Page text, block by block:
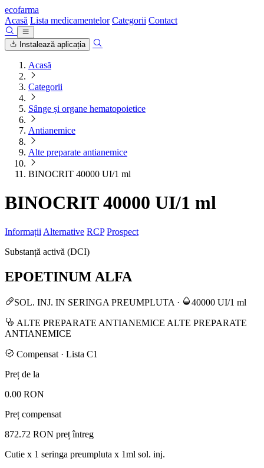
ecofarma
Acasă Lista medicamentelor Categorii Contact
Instalează aplicația
Acasă
Categorii
Sânge și organe hematopoietice
Antianemice
Alte preparate antianemice
BINOCRIT 40000 UI/1 ml
BINOCRIT 40000 UI/1 ml
Informații Alternative RCP Prospect
Substanță activă (DCI)
EPOETINUM ALFA
SOL. INJ. IN SERINGA PREUMPLUTA · 40000 UI/1 ml
ALTE PREPARATE ANTIANEMICE ALTE PREPARATE
ANTIANEMICE
Compensat · Lista C1
Preț de la
0.00 RON
Preț compensat
872.72 RON preț întreg
Cutie x 1 seringa preumpluta x 1ml sol. inj.